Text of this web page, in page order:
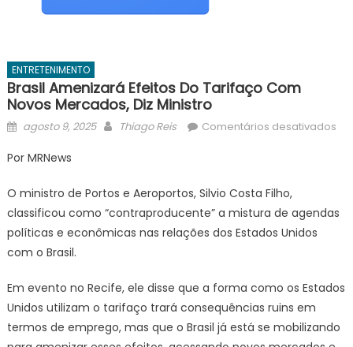
ENTRETENIMENTO
Brasil Amenizará Efeitos Do Tarifaço Com
Novos Mercados, Diz Ministro
Posted
agosto 9, 2025 Author
Thiago Reis Comentários desativadosem
diz
Por MRNews
O ministro de Portos e Aeroportos, Silvio Costa Filho,
classificou como “contraproducente” a mistura de agendas
políticas e econômicas nas relações dos Estados Unidos
com o Brasil.
Em evento no Recife, ele disse que a forma como os Estados
Unidos utilizam o tarifaço trará consequências ruins em
termos de emprego, mas que o Brasil já está se mobilizando